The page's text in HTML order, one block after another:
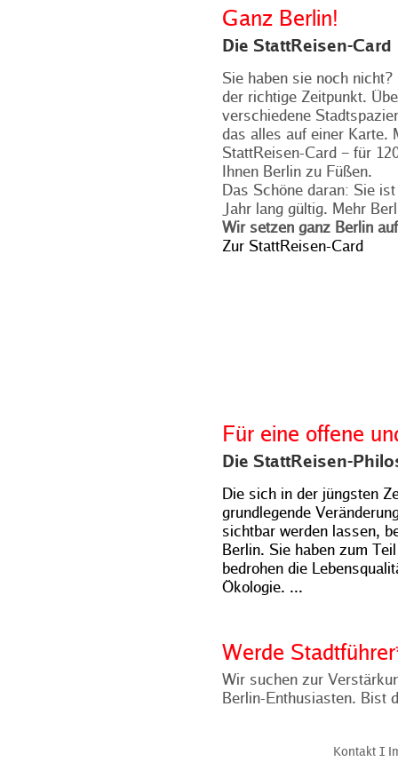
Ganz Berlin!
Die StattReisen-Card
Sie haben sie noch
der richtige Zeitpunkt.
verschiedene
das alles auf einer Karte.
StattReisen-Card – für
Ihnen Berlin zu Füßen.
Das Schöne daran: Sie
Jahr lang gültig. Mehr
Wir setzen ganz Berlin
Zur StattReisen-Card
Für eine offene
Die StattReisen-
Die sich in der jüngsten
grundlegende
sichtbar werden lassen,
Berlin. Sie haben zum
bedrohen die
Ökologie. ...
Werde
Wir suchen zur
Berlin-Enthusiasten. Bist
Kontakt Ι